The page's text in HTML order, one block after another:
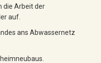
die Arbeit der
auf.
ans Abwassernetz